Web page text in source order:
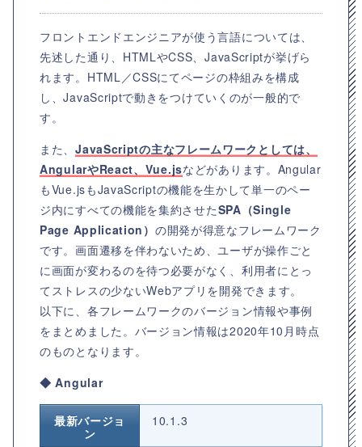
フロントエンドエンジニアが使う言語については、
先述した通り、HTMLやCSS、JavaScriptが挙げら
れます。HTML／CSSにてページの枠組みを構成
し、JavaScriptで動きをつけていくのが一般的で
す。
また、JavaScriptの主なフレームワークとしては、
AngularやReact、Vue.jsなどがあります。Angular
もVue.jsもJavaScriptの機能を生かして単一のペー
ジ内にすべての機能を集約させたSPA（Single
Page Application） の開発が得意なフレームワーク
です。画面遷移を伴わないため、ユーザが操作ごと
に画面が変わるのを待つ必要がなく、利用者にとっ
てストレスの少ないWebアプリを開発できます。
以下に、各フレームワークのバージョン情報や事例
をまとめました。バージョン情報は2020年10月時点
のものとなります。
◆ Angular
最新バージョ
ン
10.1.3